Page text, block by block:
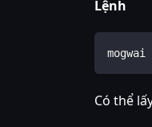
Lệnh
Có thể